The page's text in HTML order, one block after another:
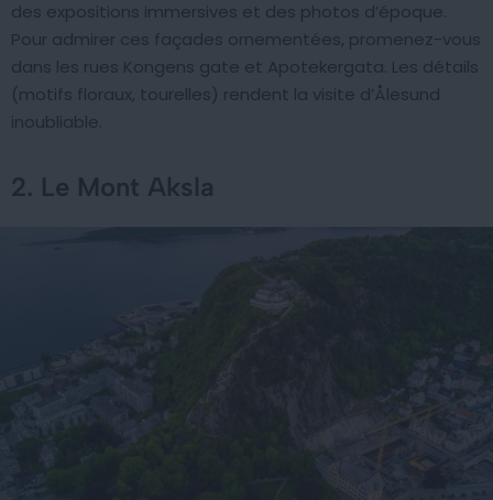
des expositions immersives et des photos d’époque.
Pour admirer ces façades ornementées, promenez-vous
dans les rues Kongens gate et Apotekergata. Les détails
(motifs floraux, tourelles) rendent la visite d’Ålesund
inoubliable.
2. Le Mont Aksla